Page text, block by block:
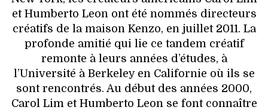
et Humberto Leon ont été nommés directeurs
créatifs de la maison Kenzo, en juillet 2011. La
profonde amitié qui lie ce tandem créatif
remonte à leurs années d’études, à
l’Université à Berkeley en Californie où ils se
sont rencontrés. Au début des années 2000,
Carol Lim et Humberto Leon se font connaître